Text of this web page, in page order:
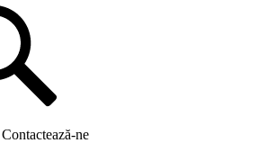
Contactează-ne